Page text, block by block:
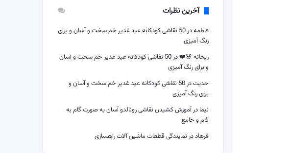
آخرین نظرات
فاطمهدر
50 نقاشی کودکانه عید غدیر خم سخت و آسان و برای
رنگ آمیزی
ریحانه 🌸❤️در
50 نقاشی کودکانه عید غدیر خم سخت و آسان
و برای رنگ آمیزی
حدیثدر
50 نقاشی کودکانه عید غدیر خم سخت و آسان و
برای رنگ آمیزی
نیما درآموزش کشیدن نقاشی رونالدو آسان به صورت گام به
گام و جامع
فرهاددر نمایندگی قطعات ماشین آلات راهسازی